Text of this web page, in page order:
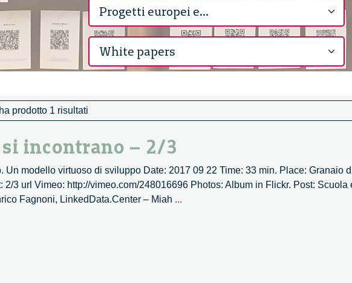
prodotto 1 risultati
incontrano – 2/3
Un modello virtuoso di sviluppo Date: 2017 09 22 Time: 33 min. Place: Granaio
2/3 url Vimeo: http://vimeo.com/248016696 Photos: Album in Flickr. Post: Scuola
Fagnoni, LinkedData.Center – Miah ...